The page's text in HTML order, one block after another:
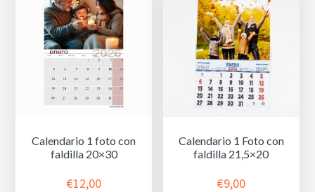
Calendario 1 foto con
faldilla 20×30
€12,00
Calendario 1 Foto con
faldilla 21,5×20
€9,00